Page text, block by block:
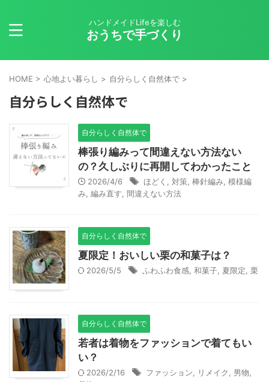
ハンドメイドLifeを楽しむ
おうちで手づくり
HOME > 心地よい暮らし > 自分らしく自然体で >
自分らしく自然体で
自分らしく自然体で
棒張り編みって間違えない方法ない
の？久しぶりに再開してわかったこと
2026/4/6 ほどく 対策 棒針編み 模様編
み 編み直す 間違えない方法
自分らしく自然体で
夏限定！おいしい栗の和菓子は？
2026/5/5 ふわふわ食感 和菓子 夏限定 栗
自分らしく自然体で
若者は着物をファッションで着てもい
い？
2026/2/16 ファッション リメイク 男物